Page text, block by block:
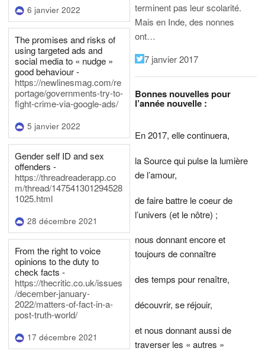
6 janvier 2022
The promises and risks of
using targeted ads and
social media to « nudge »
good behaviour -
https://newlinesmag.com/re
portage/governments-try-to-
fight-crime-via-google-ads/
5 janvier 2022
Gender self ID and sex
offenders -
https://threadreaderapp.co
m/thread/147541301294528
1025.html
28 décembre 2021
From the right to voice
opinions to the duty to
check facts -
https://thecritic.co.uk/issues
/december-january-
2022/matters-of-fact-in-a-
post-truth-world/
17 décembre 2021
terminent pas leur scolarité.
Mais en Inde, des nonnes
ont…
7 janvier 2017
Bonnes nouvelles pour
l’année nouvelle :
En 2017, elle continuera,
la Source qui pulse la lumière
de l’amour,
de faire battre le coeur de
l’univers (et le nôtre) ;
nous donnant encore et
toujours de connaître
des temps pour renaître,
découvrir, se réjouir,
et nous donnant aussi de
traverser les « autres »